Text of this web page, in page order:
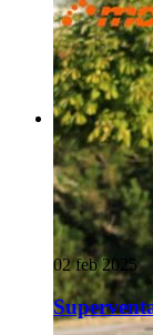
02 feb 2025